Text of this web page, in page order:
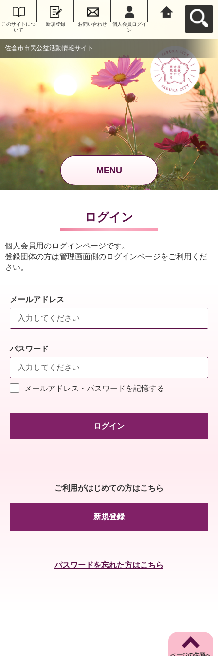
このサイトにつ
いて
新規登録 お問い合わせ
個人会員ログイ
ン
佐倉市市民公益活動情報サイト
MENU
ログイン
個人会員用のログインページです。
登録団体の方は管理画面側のログインページをご利用くだ
さい。
メールアドレス
パスワード
メールアドレス・パスワードを記憶する
ログイン
ご利用がはじめての方はこちら
新規登録
パスワードを忘れた方はこちら